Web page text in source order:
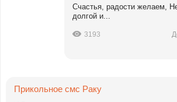
Счастья, радости желаем,
долгой и...
3193
Прикольное смс Раку